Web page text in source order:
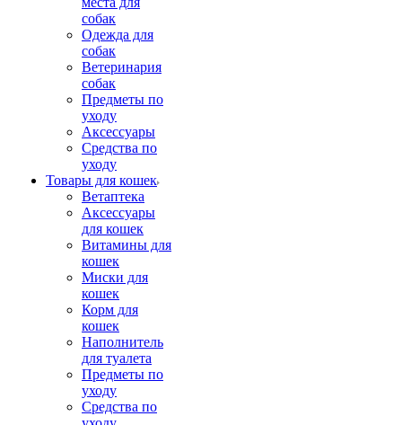
собак
Одежда для
собак
Ветеринария
собак
Предметы по
уходу
Аксессуары
Средства по
уходу
Товары для кошек
Ветаптека
Аксессуары
для кошек
Витамины для
кошек
Миски для
кошек
Корм для
кошек
Наполнитель
для туалета
Предметы по
уходу
Средства по